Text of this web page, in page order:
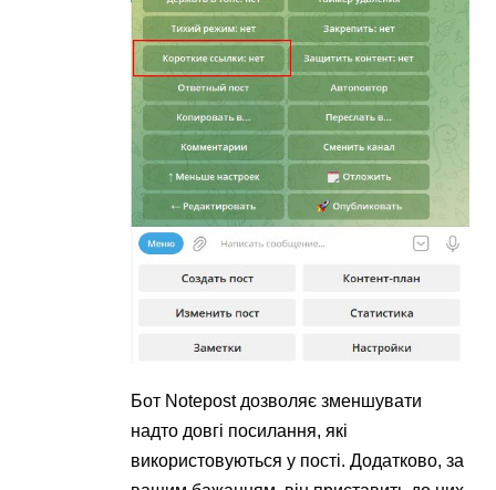
Бот Notepost дозволяє зменшувати
надто довгі посилання, які
використовуються у пості. Додатково, за